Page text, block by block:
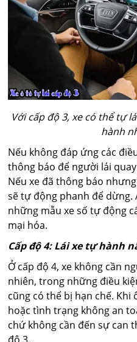
Với cấp độ 3, xe có thể tự
hành
Nếu không đáp ứng các
thông báo để người lái
Nếu xe đã thông báo
sẽ tự động phanh để dừng.
những mẫu xe số tự động
mại hóa.
Cấp độ 4: Lái xe tự hành
Ở cấp độ 4, xe không cần
nhiên, trong những điều
cũng có thể bị hạn chế.
hoặc tình trạng không an
chứ không cần đến sự can